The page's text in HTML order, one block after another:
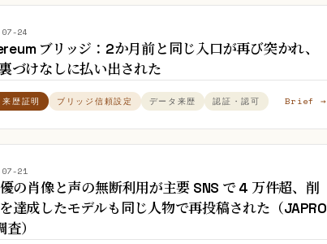
24
ブリッジ：2か月前と同じ入口が再び突かれ、
づけなしに払い出された
歴証明 ブリッジ信頼設定 データ来歴 認証・認可 Brief →
21
の肖像と声の無断利用が主要 SNS で 4 万件超、削
達成したモデルも同じ人物で再投稿された（JAPRO
）